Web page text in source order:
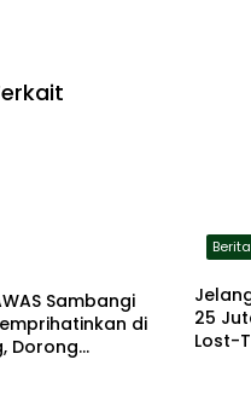
Sambangi
di
Dorong
Berita
25
Lost-